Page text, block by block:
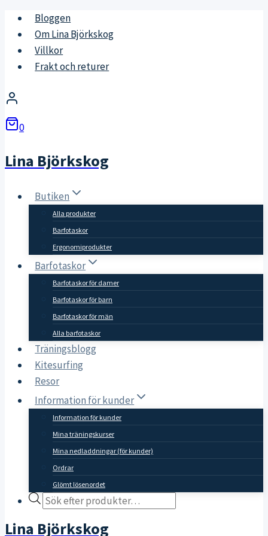
Skip
content
Bloggen
Om Lina Björkskog
Villkor
Frakt och returer
0
Lina Björkskog
Butiken
Alla produkter
Barfotaskor
Ergonomiprodukter
Barfotaskor
Barfotaskor för damer
Barfotaskor för barn
Barfotaskor för män
Alla barfotaskor
Träningsblogg
Kitesurfing
Resor
Information för kunder
Information för kunder
Mina träningskurser
Mina nedladdningar (för kunder)
Ordrar
Glömt lösenordet
Products
Lina Björkskog